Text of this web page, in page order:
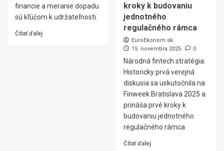
financie a meranie dopadu
sú kľúčom k udržateľnosti.
Čítať ďalej
kroky k budovaniu
jednotného
regulačného rámca
EuroEkonóm.sk
15. novembra 2025
0
Národná fintech stratégia:
Historicky prvá verejná
diskusia sa uskutočnila na
Finweek Bratislava 2025 a
prináša prvé kroky k
budovaniu jednotného
regulačného rámca
Čítať ďalej